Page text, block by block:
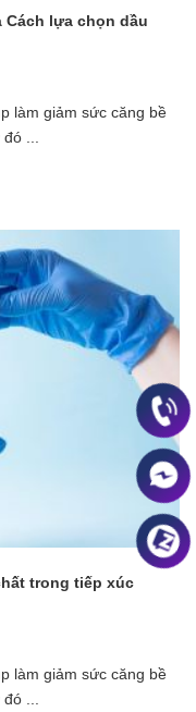
Cách lựa chọn dầu
làm giảm sức căng bề
...
trong tiếp xúc
làm giảm sức căng bề
...